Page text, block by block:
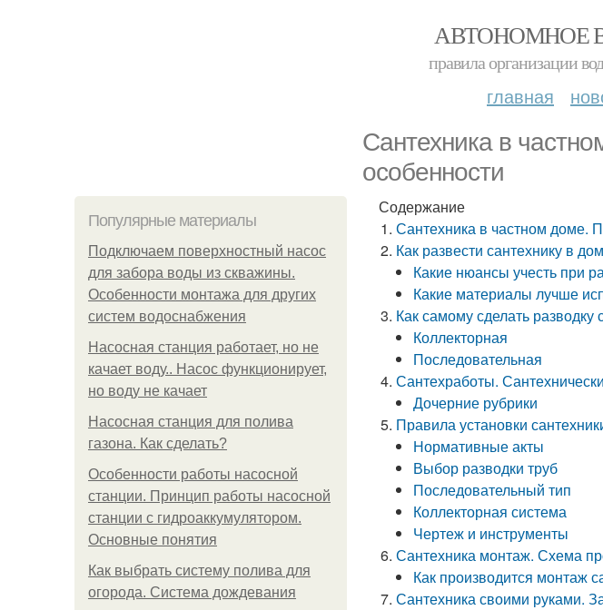
АВТОНОМНОЕ
правила организации
главная
Сантехника в
особенности
Популярные материалы
Подключаем поверхностный насос
для забора воды из скважины.
Особенности монтажа для других
систем водоснабжения
Насосная станция работает, но не
качает воду.. Насос функционирует,
но воду не качает
Насосная станция для полива
газона. Как сделать?
Особенности работы насосной
станции. Принцип работы насосной
станции с гидроаккумулятором.
Основные понятия
Как выбрать систему полива для
огорода. Система дождевания
Содержание
Сантехника в частном доме.
Как развести сантехнику в
Какие нюансы учесть при
Какие материалы лучше
Как самому сделать
Коллекторная
Последовательная
Сантехработы.
Дочерние рубрики
Правила установки
Нормативные акты
Выбор разводки труб
Последовательный тип
Коллекторная система
Чертеж и инструменты
Сантехника монтаж. Схема
Как производится монтаж
Сантехника своими руками.